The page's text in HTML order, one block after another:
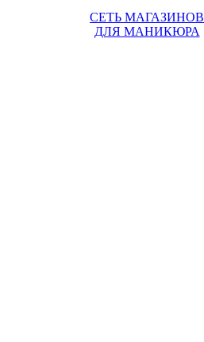
СЕТЬ МАГАЗИНОВ
ДЛЯ МАНИКЮРА